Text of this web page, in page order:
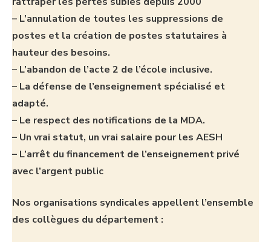
– L’annulation de toutes les suppressions de
postes et la création de postes statutaires à
hauteur des besoins.
– L’abandon de l’acte 2 de l’école inclusive.
– La défense de l’enseignement spécialisé et
adapté.
– Le respect des notifications de la MDA.
– Un vrai statut, un vrai salaire pour les AESH
– L’arrêt du financement de l’enseignement privé
avec l’argent public
Nos organisations syndicales appellent l’ensemble
des collègues du département :